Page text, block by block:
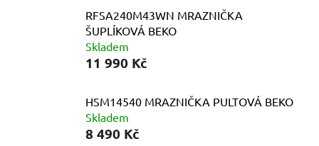
RFSA240M43WN MRAZNIČKA
ŠUPLÍKOVÁ BEKO
Skladem
11 990 Kč
HSM14540 MRAZNIČKA PULTOVÁ BEKO
Skladem
8 490 Kč